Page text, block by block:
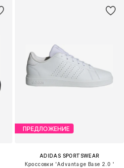
ПРЕДЛОЖЕНИЕ
ADIDAS SPORTSWEAR
Кроссовки 'Advantage Base 2.0 '